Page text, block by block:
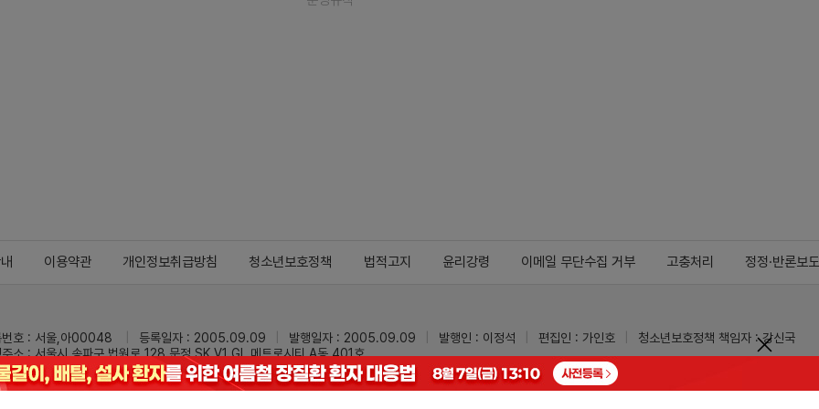
이용약관 개인정보취급방침 청소년보호정책 법적고지 윤리강령 이메일 무단수집 거부 고충처리 정정·반론보도
번호 : 서울,아00048 등록일자 : 2005.09.09 발행일자 : 2005.09.09 발행인 : 이정석 편집인 : 가인호
청소년보호정책 책임자 : 강신국
주소 : 서울시 송파구 법원로 128 문정 SK V1 GL 메트로시티 A동 401호
: 02-3473-0833
팩스 : 02-3434-0169 Mail :dailypharm@dailypharm.com